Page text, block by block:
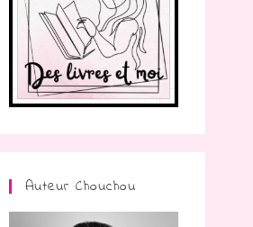
Auteur Chouchou